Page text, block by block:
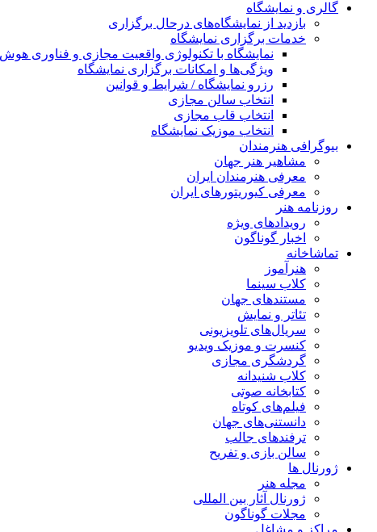
گالری و نمایشگاه
بازدید از نمایشگاه‌های درحال برگزاری
خدمات برگزاری نمایشگاه
نمایشگاه با تکنولوژی واقعیت مجازی و فناوری
ویژگی‌ها و امکانات برگزاری نمایشگاه
رزرو نمایشگاه / شرایط و قوانین
انتخاب سالن مجازی
انتخاب قاب مجازی
انتخاب موزیک نمایشگاه
بیوگرافی هنرمندان
مشاهیر هنر جهان
معرفی هنرمندان ایران
معرفی کیوریتورهای ایران
روزنامه هنر
رویدادهای ویژه
اخبار گوناگون
تماشاخانه
هنرآموز
کلاب سینما
مستندهای جهان
تئاتر و نمایش
سریال‌های تلویزیونی
کنسرت و موزیک ویدیو
گردشگری مجازی
کلاب شنیدانه
کتابخانه صوتی
فیلم‌های کوتاه
دانستنی‌های جهان
ترفندهای جالب
سالن بازی و تفریح
ژورنال ها
مجله هنر
ژورنال آثار بین المللی
مجلات گوناگون